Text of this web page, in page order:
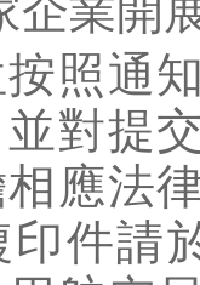
企業開
照通知
對提
應法
件請